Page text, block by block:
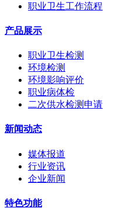
职业卫生工作流程
产品展示
职业卫生检测
环境检测
环境影响评价
职业病体检
二次供水检测申请
新闻动态
媒体报道
行业资讯
企业新闻
特色功能